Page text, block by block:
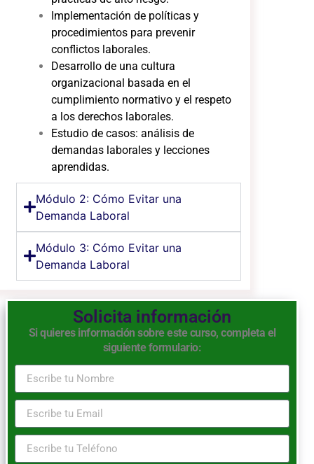
Implementación de políticas y
procedimientos para prevenir
conflictos laborales.
Desarrollo de una cultura
organizacional basada en el
cumplimiento normativo y el respeto
a los derechos laborales.
Estudio de casos: análisis de
demandas laborales y lecciones
aprendidas.
Módulo 2: Cómo Evitar una
Demanda Laboral
Módulo 3: Cómo Evitar una
Demanda Laboral
Solicita información
Si quieres información sobre este curso, completa el
siguiente formulario: